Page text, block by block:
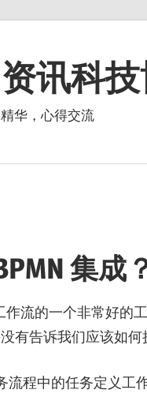
讯科
华，心得交流
集成
流的一个非常好的
有告诉我们应该如何
流程中的任务定义工作